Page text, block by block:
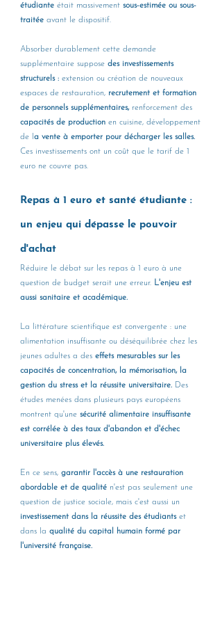
étudiante était massivement sous-estimée ou sous-
traitée avant le dispositif.
Absorber durablement cette demande
supplémentaire suppose des investissements
structurels : extension ou création de nouveaux
espaces de restauration, recrutement et formation
de personnels supplémentaires, renforcement des
capacités de production en cuisine, développement
de l a vente à emporter pour décharger les salles.
Ces investissements ont un coût que le tarif de 1
euro ne couvre pas.
Repas à 1 euro et santé étudiante :
un enjeu qui dépasse le pouvoir
d'achat
Réduire le débat sur les repas à 1 euro à une
question de budget serait une erreur. L'enjeu est
aussi sanitaire et académique.
La littérature scientifique est convergente : une
alimentation insuffisante ou déséquilibrée chez les
jeunes adultes a des effets mesurables sur les
capacités de concentration, la mémorisation, la
gestion du stress et la réussite universitaire. Des
études menées dans plusieurs pays européens
montrent qu'une sécurité alimentaire insuffisante
est corrélée à des taux d'abandon et d'échec
universitaire plus élevés.
En ce sens, garantir l'accès à une restauration
abordable et de qualité n'est pas seulement une
question de justice sociale, mais c'est aussi un
investissement dans la réussite des étudiants et
dans la qualité du capital humain formé par
l'université française.